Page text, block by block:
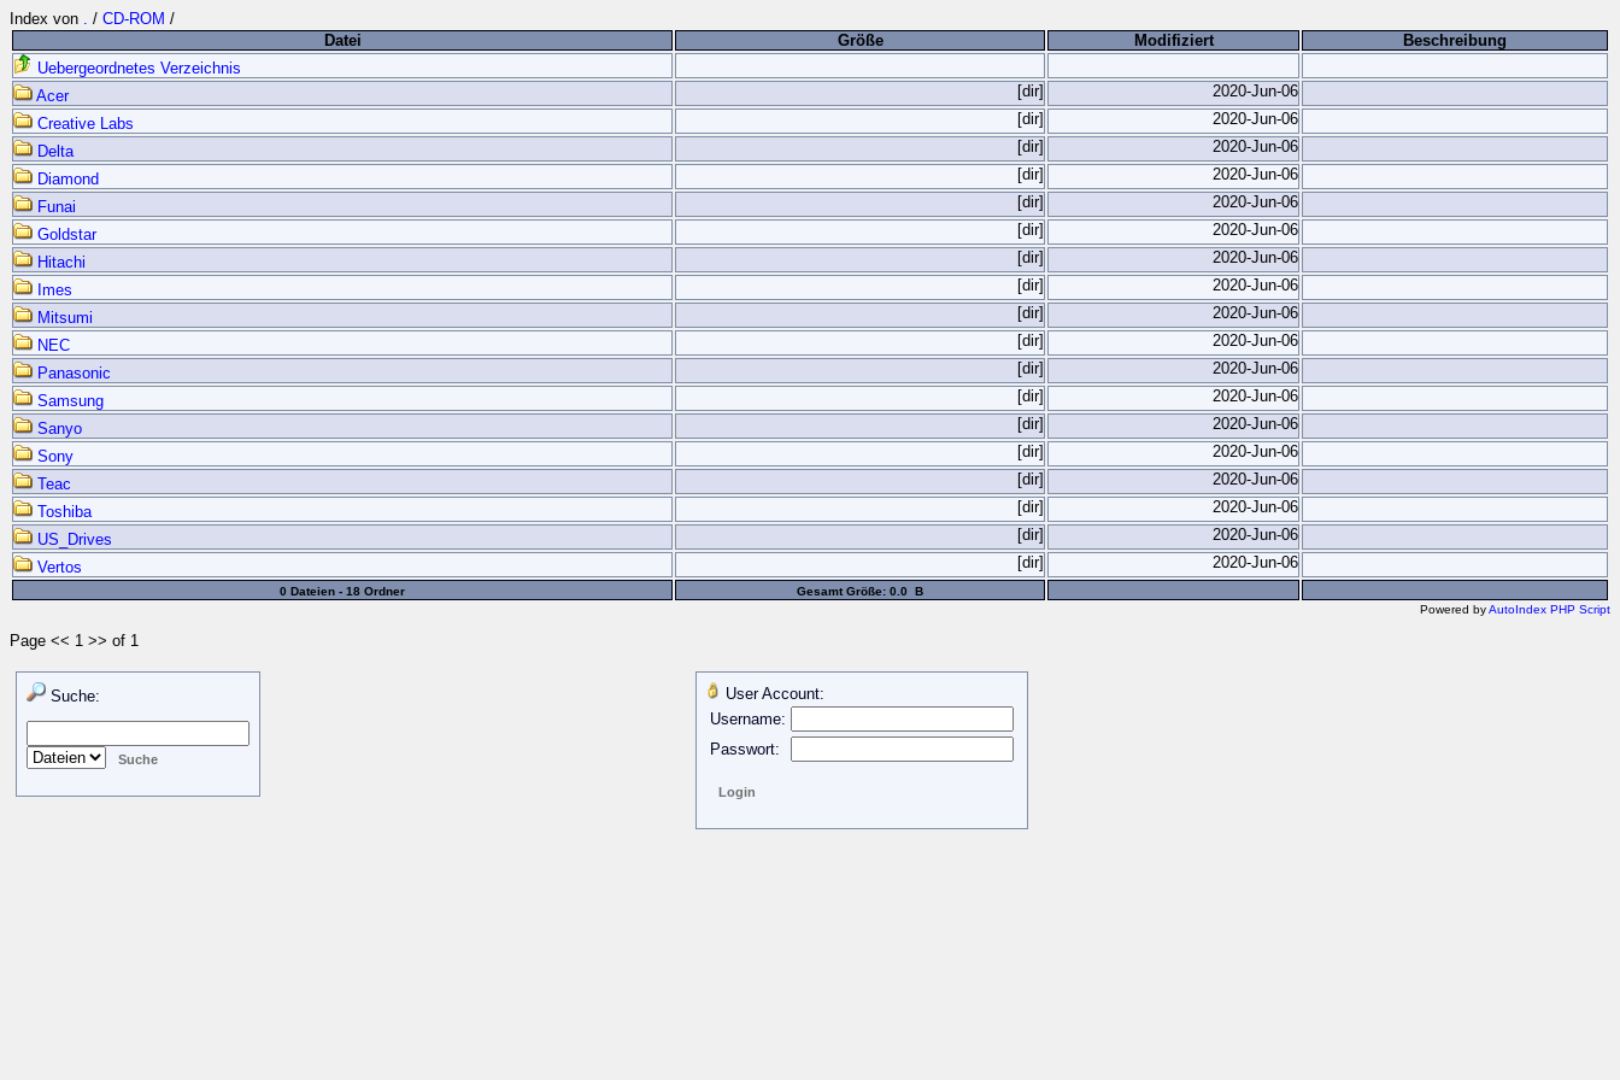
Index von . / CD-ROM /
Datei
Größe Modifiziert
Beschreibung
Uebergeordnetes Verzeichnis
Acer
[dir]
2020-Jun-06
Creative Labs
[dir]
2020-Jun-06
Delta
[dir]
2020-Jun-06
Diamond
[dir]
2020-Jun-06
Funai
[dir]
2020-Jun-06
Goldstar
[dir]
2020-Jun-06
Hitachi
[dir]
2020-Jun-06
Imes
[dir]
2020-Jun-06
Mitsumi
[dir]
2020-Jun-06
NEC
[dir]
2020-Jun-06
Panasonic
[dir]
2020-Jun-06
Samsung
[dir]
2020-Jun-06
Sanyo
[dir]
2020-Jun-06
Sony
[dir]
2020-Jun-06
Teac
[dir]
2020-Jun-06
Toshiba
[dir]
2020-Jun-06
US_Drives
[dir]
2020-Jun-06
Vertos
[dir] 2020-Jun-06
0 Dateien - 18 Ordner
Gesamt Größe: 0.0 B
Powered byAutoIndex PHP Script
Page << 1 >> of 1
Suche:
User Account:
Username:
Passwort: